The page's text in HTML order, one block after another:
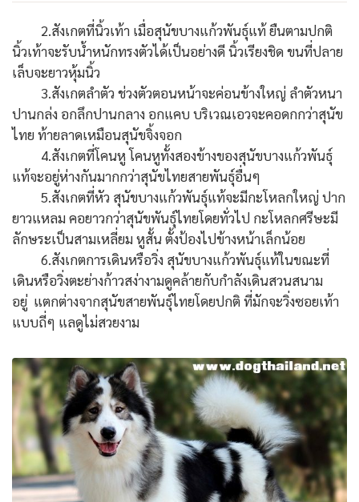
2.สังเกตที่นิ้วเท้า เมื่อสุนัขบางแก้วพันธุ์แท้ ยืนตามปกติ
นิ้วเท้าจะรับน้ำหนักทรงตัวได้เป็นอย่างดี นิ้วเรียงชิด ขนที่ปลาย
เล็บจะยาวหุ้มนิ้ว
3.สังเกตลำตัว ช่วงตัวตอนหน้าจะค่อนข้างใหญ่ ลำตัวหนา
ปานกล่ง อกลึกปานกลาง อกแคบ บริเวณเอวจะคอดกกว่าสุนัข
ไทย ท้ายลาดเหมือนสุนัขจิ้งจอก
4.สังเกตที่โคนหู โคนหูทั้งสองข้างของสุนัขบางแก้วพันธุ์
แท้จะอยู่ห่างกันมากกว่าสุนัขไทยสายพันธุ์อื่นๆ
5.สังเกตที่หัว สุนัขบางแก้วพันธุ์แท้จะมีกะโหลกใหญ่ ปาก
ยาวแหลม คอยาวกว่าสุนัขพันธุ์ไทยโดยทั่วไป กะโหลกศรีษะมี
ลักษระเป็นสามเหลี่ยม หูสั้น ตั้งป้องไปข้างหน้าเล็กน้อย
6.สังเกตการเดินหรือวิ่ง สุนัขบางแก้วพันธุ์แท้ในขณะที่
เดินหรือวิ่งตะย่างก้าวสง่างามดูคล้ายกับกำลังเดินสวนสนาม
อยู่ แตกต่างจากสุนัขสายพันธุ์ไทยโดยปกติ ที่มักจะวิ่งซอยเท้า
แบบถี่ๆ แลดูไม่สวยงาม